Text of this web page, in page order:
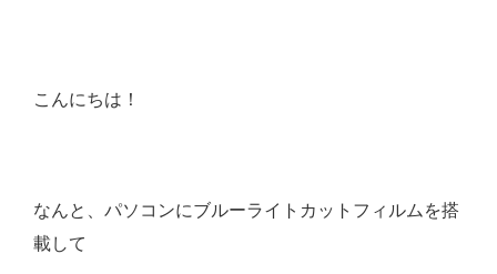
こんにちは！
なんと、パソコンにブルーライトカットフィルムを搭
載して